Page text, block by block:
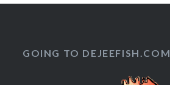
GOING TO DEJEEFISH.COM